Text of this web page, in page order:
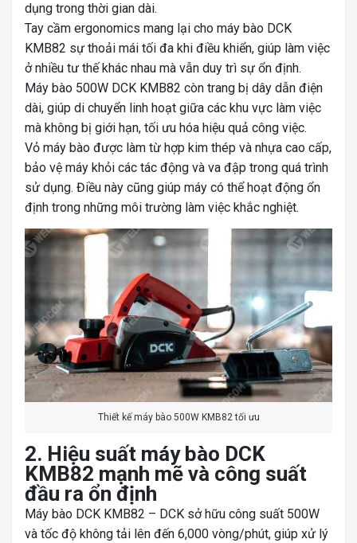
dụng trong thời gian dài.
Tay cầm ergonomics mang lại cho máy bào DCK
KMB82 sự thoải mái tối đa khi điều khiển, giúp làm việc
ở nhiều tư thế khác nhau mà vẫn duy trì sự ổn định.
Máy bào 500W DCK KMB82 còn trang bị dây dẫn điện
dài, giúp di chuyển linh hoạt giữa các khu vực làm việc
mà không bị giới hạn, tối ưu hóa hiệu quả công việc.
Vỏ máy bào được làm từ hợp kim thép và nhựa cao cấp,
bảo vệ máy khỏi các tác động và va đập trong quá trình
sử dụng. Điều này cũng giúp máy có thể hoạt động ổn
định trong những môi trường làm việc khắc nghiệt.
Thiết kế máy bào 500W KMB82 tối ưu
2. Hiệu suất máy bào DCK
KMB82 mạnh mẽ và công suất
đầu ra ổn định
Máy bào DCK KMB82 – DCK sở hữu công suất 500W
và tốc độ không tải lên đến 6,000 vòng/phút, giúp xử lý